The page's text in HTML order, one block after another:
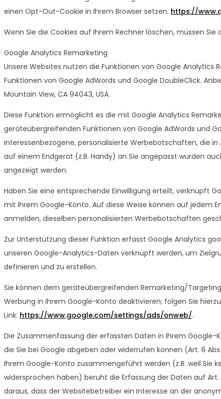
einen Opt-Out-Cookie in Ihrem Browser setzen: https://
Wenn Sie die Cookies auf Ihrem Rechner löschen, müssen
Google Analytics Remarketing
Unsere Websites nutzen die Funktionen von Google
Funktionen von Google AdWords und Google DoubleClick.
Mountain View, CA 94043, USA.
Diese Funktion ermöglicht es die mit Google Analytics
geräteübergreifenden Funktionen von Google AdWords und
interessenbezogene, personalisierte Werbebotschaften, die
auf einem Endgerät (z.B. Handy) an Sie angepasst wurden
angezeigt werden.
Haben Sie eine entsprechende Einwilligung erteilt, verknüpft
mit Ihrem Google-Konto. Auf diese Weise können auf jedem
anmelden, dieselben personalisierten Werbebotschaften
Zur Unterstützung dieser Funktion erfasst Google Analytics
unseren Google-Analytics-Daten verknüpft werden, um
definieren und zu erstellen.
Sie können dem geräteübergreifenden Remarketing/
Werbung in Ihrem Google-Konto deaktivieren; folgen Sie
Link: https://www.google.com/settings/ads/onweb/.
Die Zusammenfassung der erfassten Daten in Ihrem Google-
die Sie bei Google abgeben oder widerrufen können (Art. 6
Ihrem Google-Konto zusammengeführt werden (z.B. weil Sie
widersprochen haben) beruht die Erfassung der Daten auf
daraus, dass der Websitebetreiber ein Interesse an der